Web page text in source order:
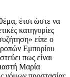
έτσι ώστε να
κατηγορίες
είπε ο
Εμπορίου
πως είναι
Μαρία